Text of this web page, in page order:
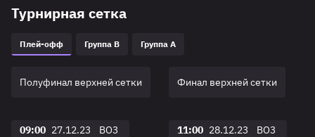
Турнирная сетка
Плей-офф Группа B Группа A
Полуфинал верхней сетки
09:00 27.12.23
BO3
Финал верхней сетки
11:00 28.12.23
BO3